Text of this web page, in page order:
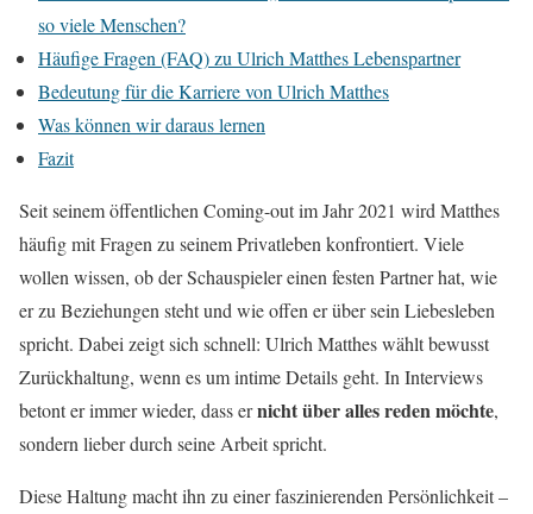
so viele Menschen?
Häufige Fragen (FAQ) zu Ulrich Matthes Lebenspartner
Bedeutung für die Karriere von Ulrich Matthes
Was können wir daraus lernen
Fazit
Seit seinem öffentlichen Coming-out im Jahr 2021 wird Matthes
häufig mit Fragen zu seinem Privatleben konfrontiert. Viele
wollen wissen, ob der Schauspieler einen festen Partner hat, wie
er zu Beziehungen steht und wie offen er über sein Liebesleben
spricht. Dabei zeigt sich schnell: Ulrich Matthes wählt bewusst
Zurückhaltung, wenn es um intime Details geht. In Interviews
betont er immer wieder, dass ernicht über alles reden möchte,
sondern lieber durch seine Arbeit spricht.
Diese Haltung macht ihn zu einer faszinierenden Persönlichkeit –